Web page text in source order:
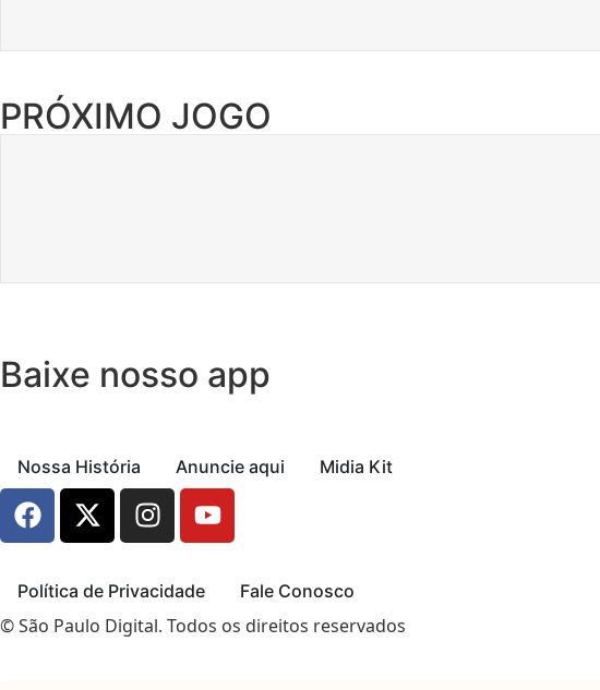
PRÓXIMO JOGO
Baixe nosso app
Nossa História Anuncie aqui Midia Kit
Política de Privacidade Fale Conosco
© São Paulo Digital. Todos os direitos reservados